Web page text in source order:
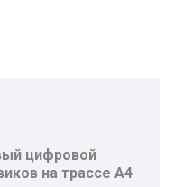
цифровой
на трассе A4